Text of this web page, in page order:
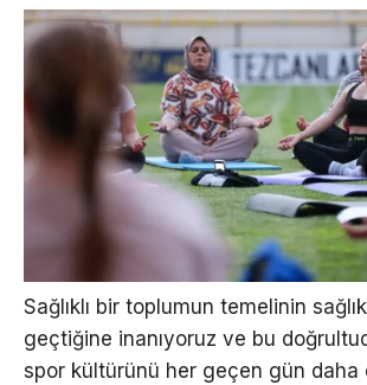
Sağlıklı bir toplumun temelinin
geçtiğine inanıyoruz ve bu
spor kültürünü her geçen gün daha